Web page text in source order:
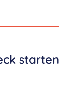
starten